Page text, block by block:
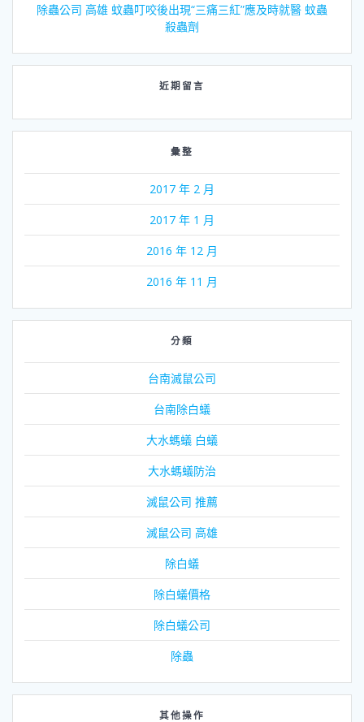
除蟲公司 高雄 蚊蟲叮咬後出現“三痛三紅”應及時就醫 蚊蟲
殺蟲劑
近期留言
彙整
2017 年 2 月
2017 年 1 月
2016 年 12 月
2016 年 11 月
分類
台南滅鼠公司
台南除白蟻
大水螞蟻 白蟻
大水螞蟻防治
滅鼠公司 推薦
滅鼠公司 高雄
除白蟻
除白蟻價格
除白蟻公司
除蟲
其他操作